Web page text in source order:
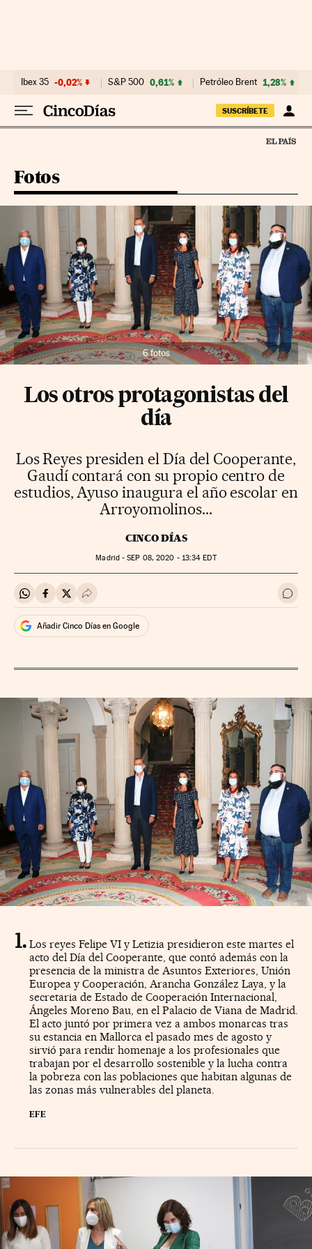
Ibex 35 -0,02% S&P 500 0,61% Petróleo Brent 1,28%
SUSCRÍBETE
Fotos
6 fotos
Los otros protagonistas del
día
Los Reyes presiden el Día del Cooperante,
Gaudí contará con su propio centro de
estudios, Ayuso inaugura el año escolar en
Arroyomolinos...
CINCO DÍAS
Madrid -SEP 08, 2020 - 13:34 EDT
Compartir en Whatsapp
Compartir en Facebook
Compartir en Twitter
Desplegar Redes Sociales Ir a
Añadir Cinco Días en Google
Los reyes Felipe VI y Letizia presidieron este martes el
acto del Día del Cooperante, que contó además con la
presencia de la ministra de Asuntos Exteriores, Unión
Europea y Cooperación, Arancha González Laya, y la
secretaria de Estado de Cooperación Internacional,
Ángeles Moreno Bau, en el Palacio de Viana de Madrid.
El acto juntó por primera vez a ambos monarcas tras
su estancia en Mallorca el pasado mes de agosto y
sirvió para rendir homenaje a los profesionales que
trabajan por el desarrollo sostenible y la lucha contra
la pobreza con las poblaciones que habitan algunas de
las zonas más vulnerables del planeta.
EFE